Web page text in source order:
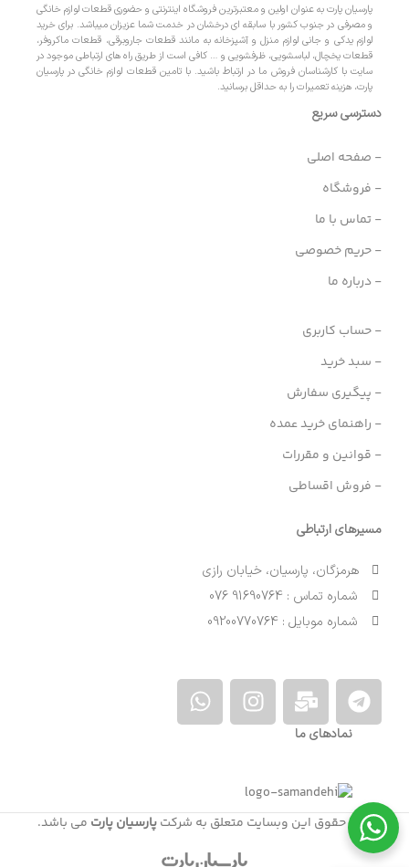
پارسیان پارت به عنوان اولین و معتبرترین فروشگاه اینترنتی و حضوری قطعات لوازم خانگی
و مصرفی در جنوب کشور با سابقه ای درخشان در خدمت شما عزیزان میباشد. برای خرید
لوازم یدکی و جانی لوازم منزل و آشپزخانه به مانند قطعات جاروبرقی، قطعات ماکروفر،
قطعات یخچال، لباسشویی، ظرفشویی و … کافی است از طریق راه های ارتباطی موجود در
سایت با کارشناسان فروش ما در ارتباط باشید. با تامین قطعات لوازم خانگی در پارسیان
پارت، هزینه تعمیرات را به حداقل برسانید.
دسترسی سریع
- صفحه اصلی
- فروشگاه
- تماس با ما
- حریم خصوصی
- درباره ما
- حساب کاربری
- سبد خرید
- پیگیری سفارش
- راهنمای خرید عمده
- قوانین و مقررات
- فروش اقساطی
مسیرهای ارتباطی
هرمزگان، پارسیان، خیابان رازی
شماره تماس : 91690764 076
شماره موبایل : 09200770764
نمادهای ما
کلیه حقوق این وبسایت متعلق به شرکتپارسیان پارت می باشد.